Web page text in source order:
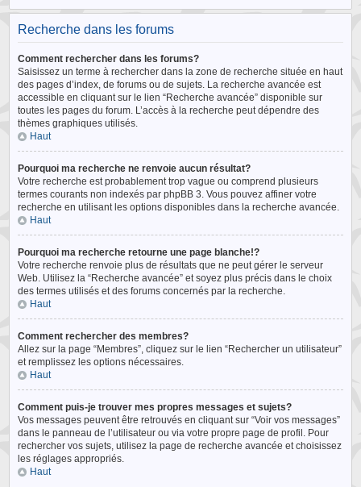
Recherche dans les forums
Comment rechercher dans les forums?
Saisissez un terme à rechercher dans la zone de recherche située en haut
des pages d’index, de forums ou de sujets. La recherche avancée est
accessible en cliquant sur le lien “Recherche avancée” disponible sur
toutes les pages du forum. L’accès à la recherche peut dépendre des
thèmes graphiques utilisés.
Haut
Pourquoi ma recherche ne renvoie aucun résultat?
Votre recherche est probablement trop vague ou comprend plusieurs
termes courants non indexés par phpBB 3. Vous pouvez affiner votre
recherche en utilisant les options disponibles dans la recherche avancée.
Haut
Pourquoi ma recherche retourne une page blanche!?
Votre recherche renvoie plus de résultats que ne peut gérer le serveur
Web. Utilisez la “Recherche avancée” et soyez plus précis dans le choix
des termes utilisés et des forums concernés par la recherche.
Haut
Comment rechercher des membres?
Allez sur la page “Membres”, cliquez sur le lien “Rechercher un utilisateur”
et remplissez les options nécessaires.
Haut
Comment puis-je trouver mes propres messages et sujets?
Vos messages peuvent être retrouvés en cliquant sur “Voir vos messages”
dans le panneau de l’utilisateur ou via votre propre page de profil. Pour
rechercher vos sujets, utilisez la page de recherche avancée et choisissez
les réglages appropriés.
Haut